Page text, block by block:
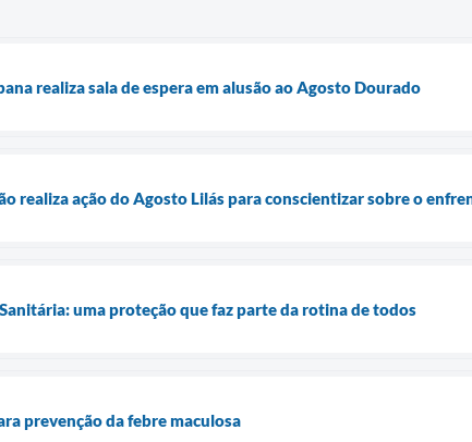
realiza sala de espera em alusão ao Agosto Dourado
realiza ação do Agosto Lilás para conscientizar sobre o
uma proteção que faz parte da rotina de todos
prevenção da febre maculosa